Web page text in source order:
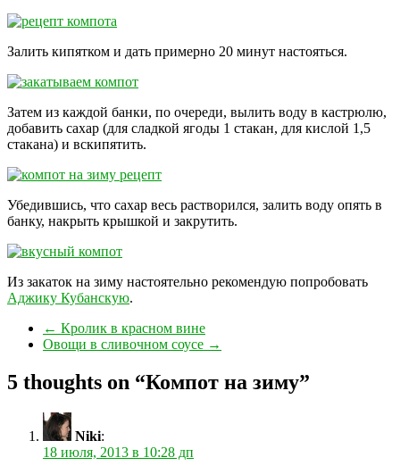
Залить кипятком и дать примерно 20 минут настояться.
Затем из каждой банки, по очереди, вылить воду в кастрюлю,
добавить сахар (для сладкой ягоды 1 стакан, для кислой 1,5
стакана) и вскипятить.
Убедившись, что сахар весь растворился, залить воду опять в
банку, накрыть крышкой и закрутить.
Из закаток на зиму настоятельно рекомендую попробовать
Аджику Кубанскую.
← Кролик в красном вине
Овощи в сливочном соусе →
5 thoughts on “Компот на зиму”
Niki:
18 июля, 2013 в 10:28 дп